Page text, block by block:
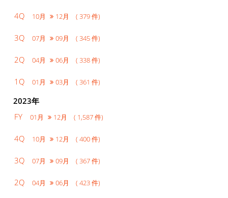
4Q 10月 12月 ( 379 件)
3Q 07月 09月 ( 345 件)
2Q 04月 06月 ( 338 件)
1Q 01月 03月 ( 361 件)
2023年
FY 01月 12月 ( 1,587 件)
4Q 10月 12月 ( 400 件)
3Q 07月 09月 ( 367 件)
2Q 04月 06月 ( 423 件)